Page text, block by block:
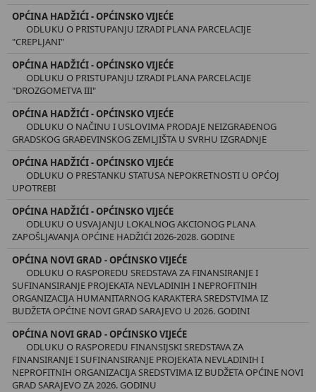
OPĆINA HADŽIĆI - OPĆINSKO VIJEĆE
ODLUKU O PRISTUPANJU IZRADI PLANA PARCELACIJE
"CREPLJANI"
OPĆINA HADŽIĆI - OPĆINSKO VIJEĆE
ODLUKU O PRISTUPANJU IZRADI PLANA PARCELACIJE
"DROZGOMETVA III"
OPĆINA HADŽIĆI - OPĆINSKO VIJEĆE
ODLUKU O NAČINU I USLOVIMA PRODAJE NEIZGRAĐENOG
GRADSKOG GRAĐEVINSKOG ZEMLJIŠTA U SVRHU IZGRADNJE
OPĆINA HADŽIĆI - OPĆINSKO VIJEĆE
ODLUKU O PRESTANKU STATUSA NEPOKRETNOSTI U OPĆOJ
UPOTREBI
OPĆINA HADŽIĆI - OPĆINSKO VIJEĆE
ODLUKU O USVAJANJU LOKALNOG AKCIONOG PLANA
ZAPOŠLJAVANJA OPĆINE HADŽIĆI 2026-2028. GODINE
OPĆINA NOVI GRAD - OPĆINSKO VIJEĆE
ODLUKU O RASPOREDU SREDSTAVA ZA FINANSIRANJE I
SUFINANSIRANJE PROJEKATA NEVLADINIH I NEPROFITNIH
ORGANIZACIJA HUMANITARNOG KARAKTERA SREDSTVIMA IZ
BUDŽETA OPĆINE NOVI GRAD SARAJEVO U 2026. GODINI
OPĆINA NOVI GRAD - OPĆINSKO VIJEĆE
ODLUKU O RASPOREDU FINANSIJSKI SREDSTAVA ZA
FINANSIRANJE I SUFINANSIRANJE PROJEKATA NEVLADINIH I
NEPROFITNIH ORGANIZACIJA SREDSTVIMA IZ BUDŽETA OPĆINE NOVI
GRAD SARAJEVO ZA 2026. GODINU